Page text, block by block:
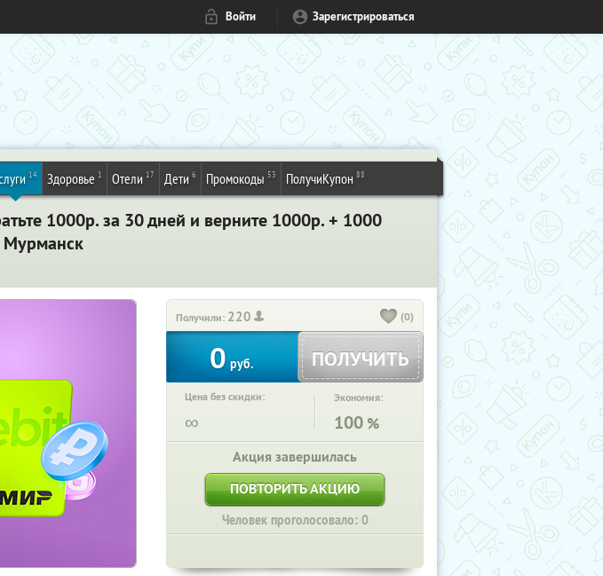
Войти Зарегистрироваться
14 Здоровье 1 Отели 17 Дети 6 Промокоды 53 ПолучиКупон 88
1000р. за 30 дней и верните 1000р. + 1000
Мурманск
Получили: 220 (0)
0 руб. ПОЛУЧИТЬ
Цена без скидки:
∞
Экономия:
100 %
Акция завершилась
ПОВТОРИТЬ АКЦИЮ
Человек проголосовало: 0